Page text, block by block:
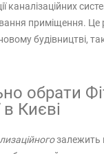
каналізаційних
приміщення. Це
будівництві,
обрати
в Києві
залежить